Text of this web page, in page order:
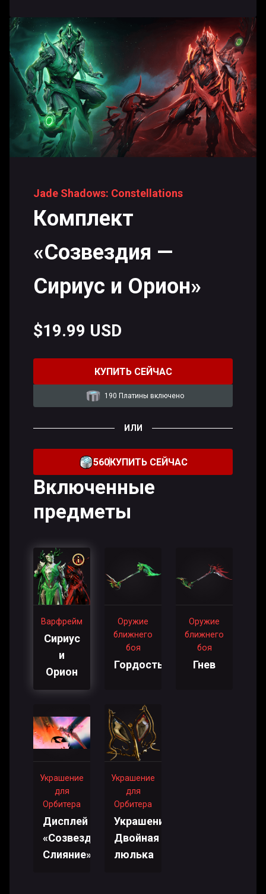
Jade Shadows: Constellations
Комплект
«Созвездия —
Сириус и Орион»
$19.99 USD
КУПИТЬ СЕЙЧАС
190 Платины включено
ИЛИ
560КУПИТЬ СЕЙЧАС
Включенные
предметы
Варфрейм
Сириус
и
Орион
Оружие
ближнего
боя
Гордость
Оружие
ближнего
боя
Гнев
Украшение
для
Орбитера
Дисплей
«Созвездия:
Слияние»
Украшение
для
Орбитера
Украшение:
Двойная
люлька